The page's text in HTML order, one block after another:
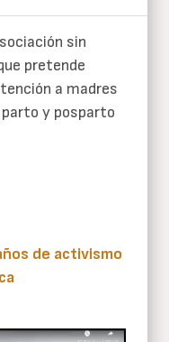
sin
pretende
a madres
y posparto
de activismo